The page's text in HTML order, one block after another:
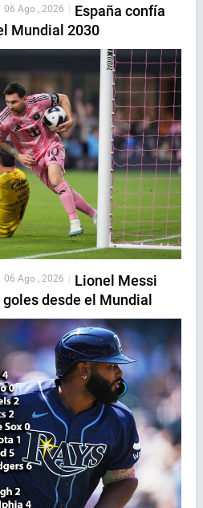
06 Ago , 2026
España confía
Mundial 2030
06 Ago , 2026
Lionel Messi
desde el Mundial